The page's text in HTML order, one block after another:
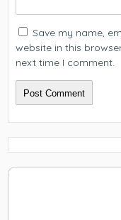
Save my name,
website in this
next time I comment.